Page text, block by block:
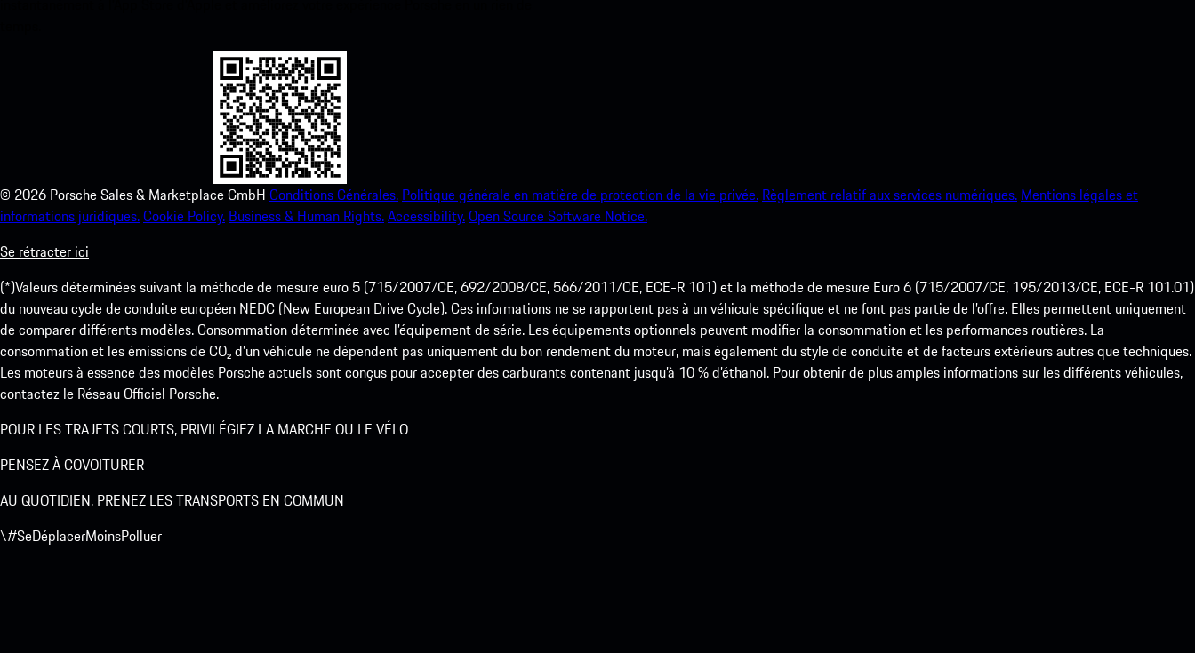
© 2026 Porsche Sales & Marketplace GmbH Conditions Générales. Politique générale en matière de protection de la vie privée. Règlement relatif aux services numériques. Mentions légales et
informations juridiques.Cookie Policy. Business & Human Rights.Accessibility.Open Source Software Notice.
Se rétracter ici
(*)Valeurs déterminées suivant la méthode de mesure euro 5 (715/2007/CE, 692/2008/CE, 566/2011/CE, ECE-R 101) et la méthode de mesure Euro 6 (715/2007/CE, 195/2013/CE, ECE-R 101.01)
du nouveau cycle de conduite européen NEDC (New European Drive Cycle). Ces informations ne se rapportent pas à un véhicule spécifique et ne font pas partie de l’offre. Elles permettent uniquement
de comparer différents modèles. Consommation déterminée avec l’équipement de série. Les équipements optionnels peuvent modifier la consommation et les performances routières. La
consommation et les émissions de CO₂ d’un véhicule ne dépendent pas uniquement du bon rendement du moteur, mais également du style de conduite et de facteurs extérieurs autres que techniques.
Les moteurs à essence des modèles Porsche actuels sont conçus pour accepter des carburants contenant jusqu’à 10 % d’éthanol. Pour obtenir de plus amples informations sur les différents véhicules,
contactez le Réseau Officiel Porsche.
POUR LES TRAJETS COURTS, PRIVILÉGIEZ LA MARCHE OU LE VÉLO
PENSEZ À COVOITURER
AU QUOTIDIEN, PRENEZ LES TRANSPORTS EN COMMUN
\#SeDéplacerMoinsPolluer